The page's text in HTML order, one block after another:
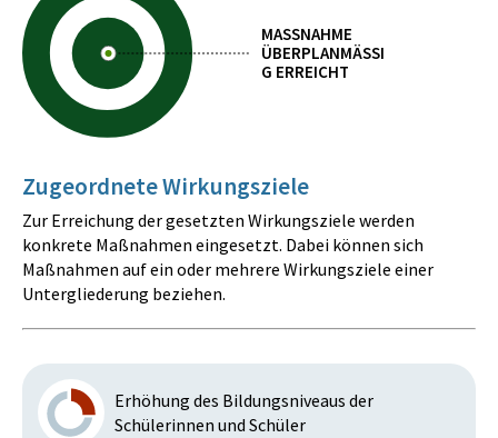
MASSNAHME
ÜBERPLANMÄSSIG
ERREICHT
Zugeordnete Wirkungsziele
Zur Erreichung der gesetzten Wirkungsziele werden
konkrete Maßnahmen eingesetzt. Dabei können sich
Maßnahmen auf ein oder mehrere Wirkungsziele einer
Untergliederung beziehen.
Erhöhung des Bildungsniveaus der
Schülerinnen und Schüler